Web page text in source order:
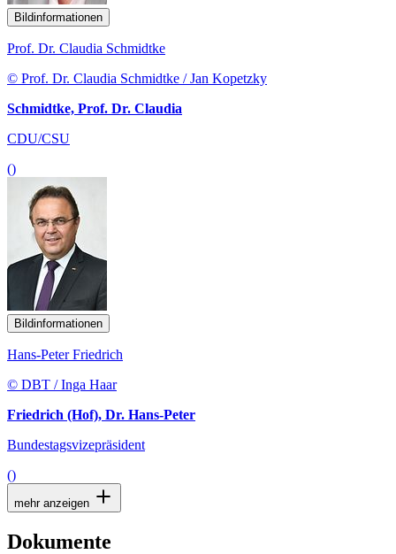
Bildinformationen
Prof. Dr. Claudia Schmidtke
© Prof. Dr. Claudia Schmidtke / Jan Kopetzky
Schmidtke, Prof. Dr. Claudia
CDU/CSU
()
Bildinformationen
Hans-Peter Friedrich
© DBT / Inga Haar
Friedrich (Hof), Dr. Hans-Peter
Bundestagsvizepräsident
()
mehr anzeigen
Dokumente